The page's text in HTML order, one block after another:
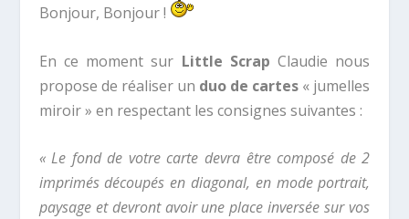
Bonjour, Bonjour !
En ce moment sur Little Scrap Claudie nous
propose de réaliser un duo de cartes « jumelles
miroir » en respectant les consignes suivantes :
« Le fond de votre carte devra être composé de 2
imprimés découpés en diagonal, en mode portrait,
paysage et devront avoir une place inversée sur vos